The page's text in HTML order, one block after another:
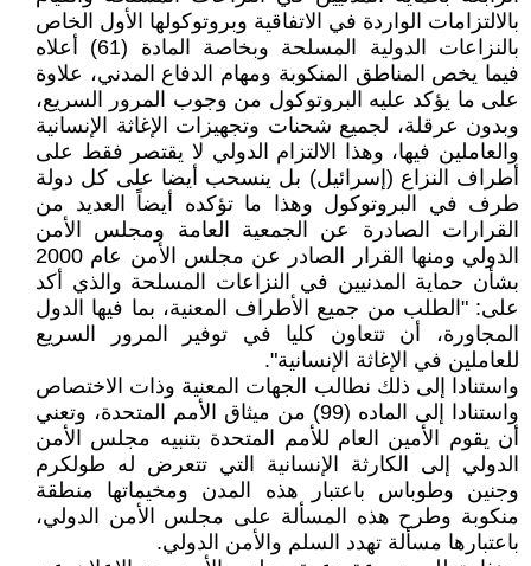
بالالتزامات الواردة في الاتفاقية وبروتوكولها الأول الخاص
بالنزاعات الدولية المسلحة وبخاصة المادة (61) أعلاه
فيما يخص المناطق المنكوبة ومهام الدفاع المدني، علاوة
على ما يؤكد عليه البروتوكول من وجوب المرور السريع،
وبدون عرقلة، لجميع شحنات وتجهيزات الإغاثة الإنسانية
والعاملين فيها، وهذا الالتزام الدولي لا يقتصر فقط على
أطراف النزاع (إسرائيل) بل ينسحب أيضا على كل دولة
طرف في البروتوكول وهذا ما تؤكده أيضاً العديد من
القرارات الصادرة عن الجمعية العامة ومجلس الأمن
الدولي ومنها القرار الصادر عن مجلس الأمن عام 2000
بشأن حماية المدنيين في النزاعات المسلحة والذي أكد
على: "الطلب من جميع الأطراف المعنية، بما فيها الدول
المجاورة، أن تتعاون كليا في توفير المرور السريع
للعاملين في الإغاثة الإنسانية".
واستنادا إلى ذلك نطالب الجهات المعنية وذات الاختصاص
واستنادا إلى الماده (99) من ميثاق الأمم المتحدة، وتعني
أن يقوم الأمين العام للأمم المتحدة بتنبيه مجلس الأمن
الدولي إلى الكارثة الإنسانية التي تتعرض له طولكرم
وجنين وطوباس باعتبار هذه المدن ومخيماتها منطقة
منكوبة وطرح هذه المسألة على مجلس الأمن الدولي،
باعتبارها مسألة تهدد السلم والأمن الدولي.